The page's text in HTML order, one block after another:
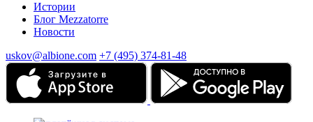
Истории
Блог Mezzatorre
Новости
uskov@albione.com +7 (495) 374-81-48